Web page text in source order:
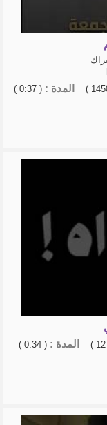
المدة : ( 0:37 )
المدة : ( 0:34 )